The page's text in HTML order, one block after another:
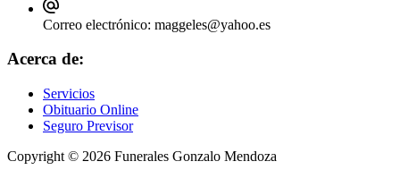
Correo electrónico: maggeles@yahoo.es
Acerca de:
Servicios
Obituario Online
Seguro Previsor
Copyright © 2026 Funerales Gonzalo Mendoza